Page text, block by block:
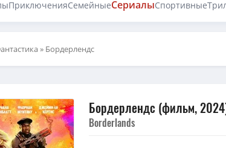
ПриключенияСемейныеСериалыСпортивные
» Бордерлендс
Бордерлендс (фильм,
Borderlands